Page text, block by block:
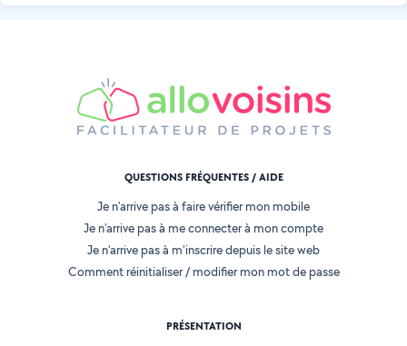
QUESTIONS FRÉQUENTES / AIDE
Je n'arrive pas à faire vérifier mon mobile
Je n'arrive pas à me connecter à mon compte
Je n'arrive pas à m'inscrire depuis le site web
Comment réinitialiser / modifier mon mot de passe
PRÉSENTATION